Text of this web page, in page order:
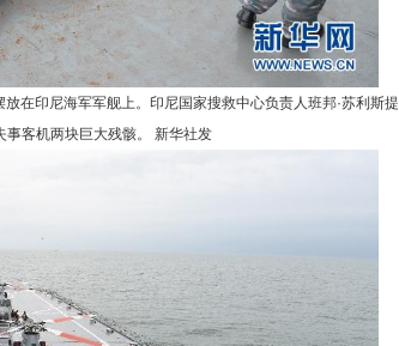
印尼海军军舰上。印尼国家搜救中心负责人班邦·苏利斯提
客机两块巨大残骸。 新华社发